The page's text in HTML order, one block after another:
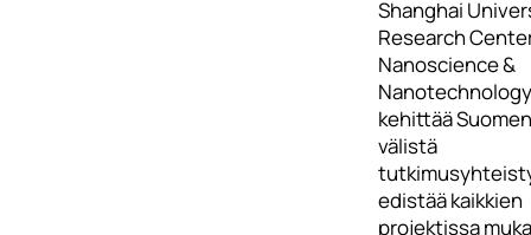
Shanghai
Research
Nanoscience &
kehittää
välistä
edistää kaikkien
projektissa